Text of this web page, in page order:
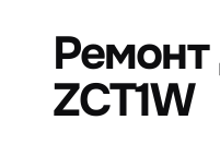
Мелкая
техника
ZCT1W